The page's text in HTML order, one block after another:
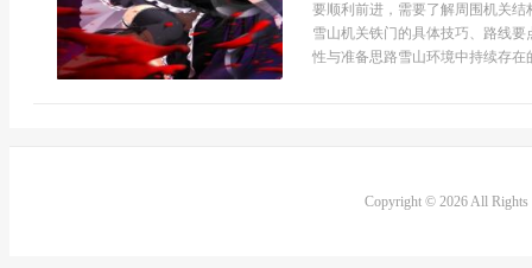
要顺利前进，需要了解周围机关
雪山机关铁门的具体技巧、路线
性与准备思路雪山环境中持续存
Copyright © 2026 All